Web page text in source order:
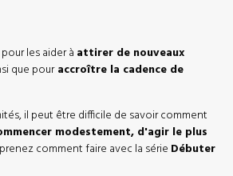
les aider à attirer de nouveaux
que pouraccroître la cadence de
il peut être difficile de savoir comment
modestement, d'agir le plus
comment faire avec la série Débuter